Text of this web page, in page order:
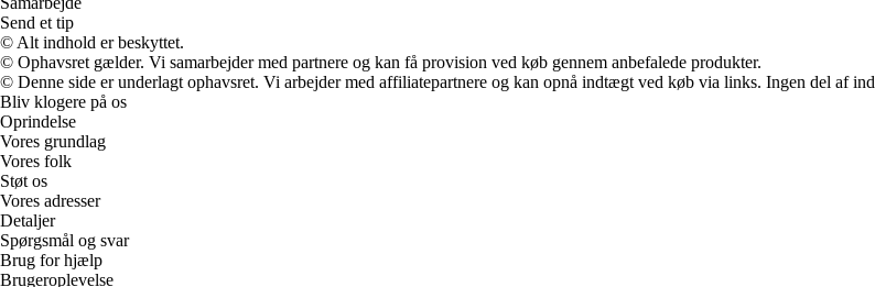
Send et tip
© Alt indhold er beskyttet.
© Ophavsret gælder. Vi samarbejder med partnere og kan få provision ved køb gennem anbefalede produkter.
© Denne side er underlagt ophavsret. Vi arbejder med affiliatepartnere og kan opnå indtægt ved køb via links. Ingen del af
Bliv klogere på os
Oprindelse
Vores grundlag
Vores folk
Støt os
Vores adresser
Detaljer
Spørgsmål og svar
Brug for hjælp
Brugeroplevelse